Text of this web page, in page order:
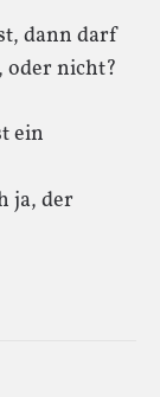
dann darf
oder nicht?
ein
ja, der